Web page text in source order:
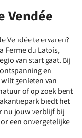
Vendée
Vendée te ervaren?
Ferme du Latois,
van start gaat. Bij
en
genieten van
of op zoek bent
biedt het
nu jouw verblijf bij
een onvergetelijke